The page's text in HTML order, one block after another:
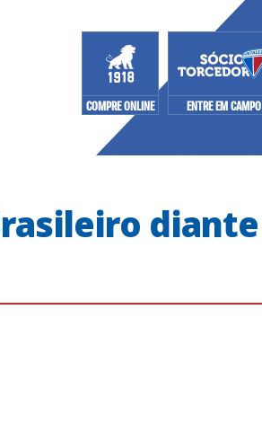
COMPRE ONLINE ENTRE EM CAMPO
diante